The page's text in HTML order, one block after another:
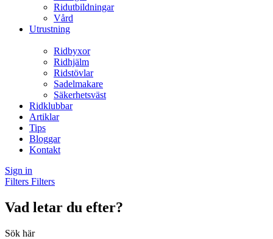
Ridutbildningar
Vård
Utrustning
Ridbyxor
Ridhjälm
Ridstövlar
Sadelmakare
Säkerhetsväst
Ridklubbar
Artiklar
Tips
Bloggar
Kontakt
Sign in
Filters Filters
Vad letar du efter?
Sök här